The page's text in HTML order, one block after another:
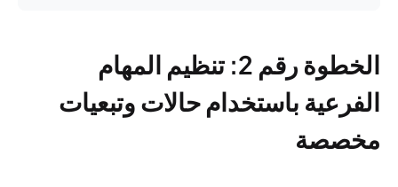
الخطوة رقم 2: تنظيم المهام
الفرعية باستخدام حالات وتبعيات
مخصصة